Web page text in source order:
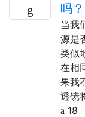
吗？
当我
源是
类似
在相
果我
透镜
18